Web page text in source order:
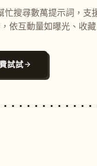
忙搜尋數萬提示詞，支
依互動量如曝光、收
試試